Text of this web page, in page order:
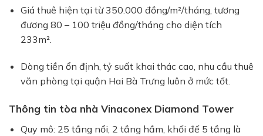
Giá thuê hiện tại từ 350.000 đồng/m²/tháng, tương
đương 80 – 100 triệu đồng/tháng cho diện tích
233m².
Dòng tiền ổn định, tỷ suất khai thác cao, nhu cầu thuê
văn phòng tại quận Hai Bà Trưng luôn ở mức tốt.
Thông tin tòa nhà Vinaconex Diamond Tower
Quy mô: 25 tầng nổi, 2 tầng hầm, khối đế 5 tầng là